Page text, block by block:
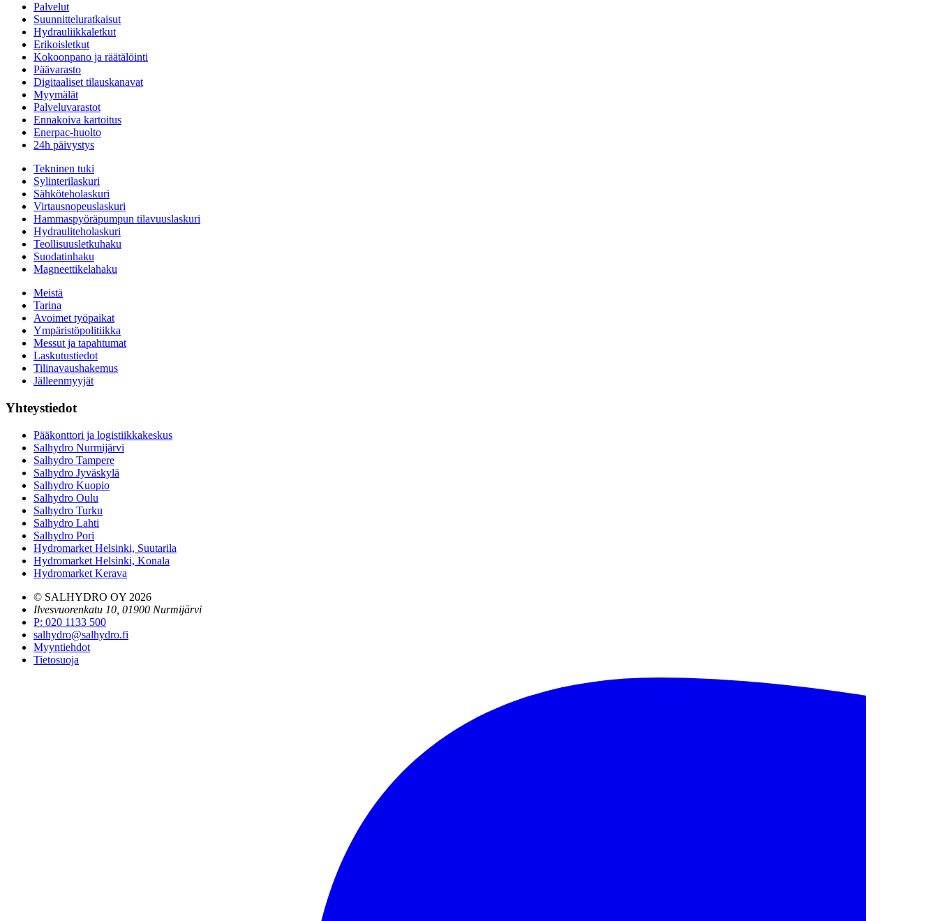
Palvelut
Suunnitteluratkaisut
Hydrauliikkaletkut
Erikoisletkut
Kokoonpano ja räätälöinti
Päävarasto
Digitaaliset tilauskanavat
Myymälät
Palveluvarastot
Ennakoiva kartoitus
Enerpac-huolto
24h päivystys
Tekninen tuki
Sylinterilaskuri
Sähköteholaskuri
Virtausnopeuslaskuri
Hammaspyöräpumpun tilavuuslaskuri
Hydrauliteholaskuri
Teollisuusletkuhaku
Suodatinhaku
Magneettikelahaku
Meistä
Tarina
Avoimet työpaikat
Ympäristöpolitiikka
Messut ja tapahtumat
Laskutustiedot
Tilinavaushakemus
Jälleenmyyjät
Yhteystiedot
Pääkonttori ja logistiikkakeskus
Salhydro Nurmijärvi
Salhydro Tampere
Salhydro Jyväskylä
Salhydro Kuopio
Salhydro Oulu
Salhydro Turku
Salhydro Lahti
Salhydro Pori
Hydromarket Helsinki, Suutarila
Hydromarket Helsinki, Konala
Hydromarket Kerava
© SALHYDRO OY 2026
Ilvesvuorenkatu 10, 01900 Nurmijärvi
P: 020 1133 500
salhydro@salhydro.fi
Myyntiehdot
Tietosuoja